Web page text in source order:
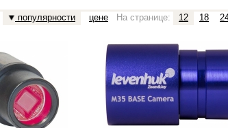
популярности цене На странице: 12 18